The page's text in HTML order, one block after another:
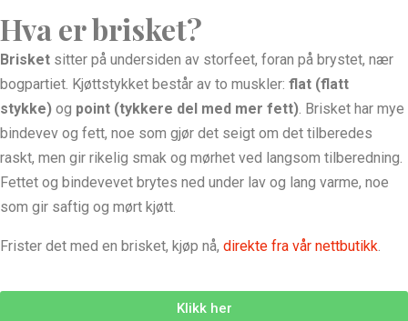
Hva er brisket?
Brisket sitter på undersiden av storfeet, foran på brystet, nær
bogpartiet. Kjøttstykket består av to muskler: flat (flatt
stykke) og point (tykkere del med mer fett). Brisket har mye
bindevev og fett, noe som gjør det seigt om det tilberedes
raskt, men gir rikelig smak og mørhet ved langsom tilberedning.
Fettet og bindevevet brytes ned under lav og lang varme, noe
som gir saftig og mørt kjøtt.
Frister det med en brisket, kjøp nå, direkte fra vår nettbutikk.
Klikk her